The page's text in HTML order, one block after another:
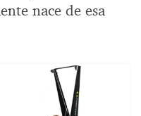
nace de esa